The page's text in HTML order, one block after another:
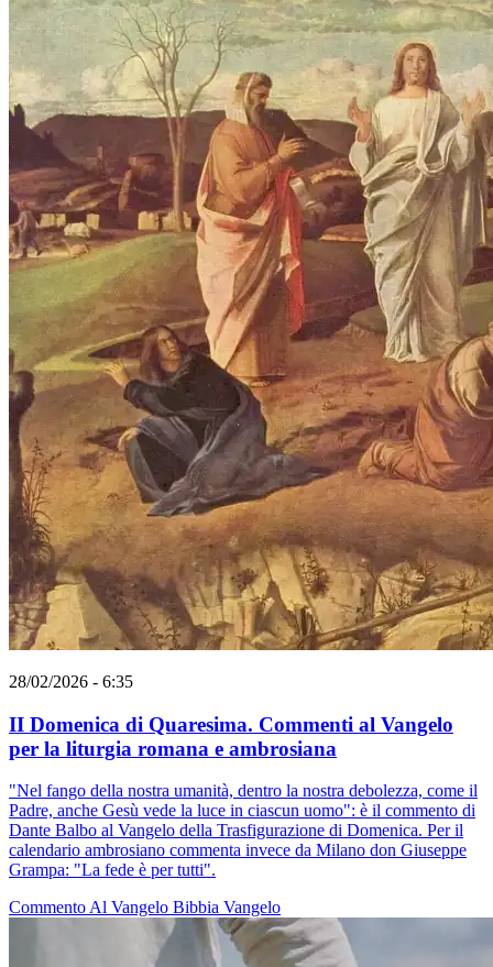
28/02/2026 - 6:35
II Domenica di Quaresima. Commenti al Vangelo
per la liturgia romana e ambrosiana
"Nel fango della nostra umanità, dentro la nostra debolezza, come il
Padre, anche Gesù vede la luce in ciascun uomo": è il commento di
Dante Balbo al Vangelo della Trasfigurazione di Domenica. Per il
calendario ambrosiano commenta invece da Milano don Giuseppe
Grampa: "La fede è per tutti".
Commento Al Vangelo Bibbia Vangelo